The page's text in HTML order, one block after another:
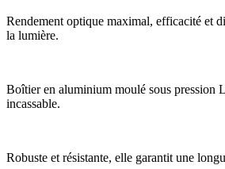
Rendement optique maximal, efficacité et
la lumière.
Boîtier en aluminium moulé sous pression
incassable.
Robuste et résistante, elle garantit une